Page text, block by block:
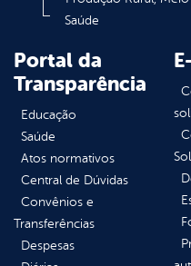
Saúde
Portal da
Transparência
Educação
Saúde
Atos normativos
Central de Dúvidas
Convênios e
Transferências
Despesas